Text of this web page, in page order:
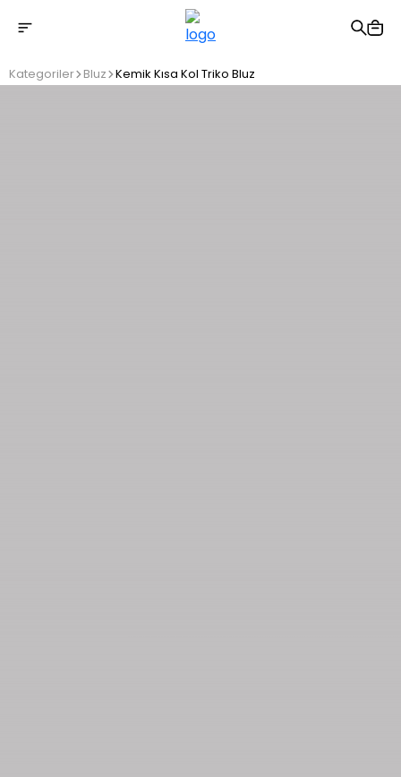
2500 TL üzeri ücretsiz kargo
Kategoriler Bluz Kemik Kısa Kol Triko Bluz